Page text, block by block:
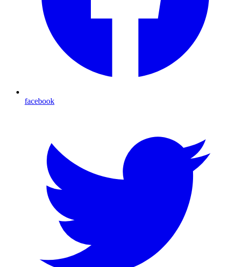
facebook